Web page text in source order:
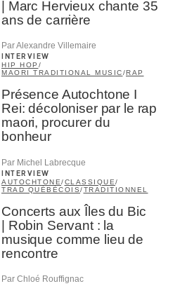
| Marc Hervieux chante 35
ans de carrière
Par Alexandre Villemaire
INTERVIEW
HIP HOP /
MAORI TRADITIONAL MUSIC/RAP
Présence Autochtone I
Rei: décoloniser par le rap
maori, procurer du
bonheur
Par Michel Labrecque
INTERVIEW
AUTOCHTONE/CLASSIQUE/
TRAD QUÉBÉCOIS/TRADITIONNEL
Concerts aux Îles du Bic
| Robin Servant : la
musique comme lieu de
rencontre
Par Chloé Rouffignac